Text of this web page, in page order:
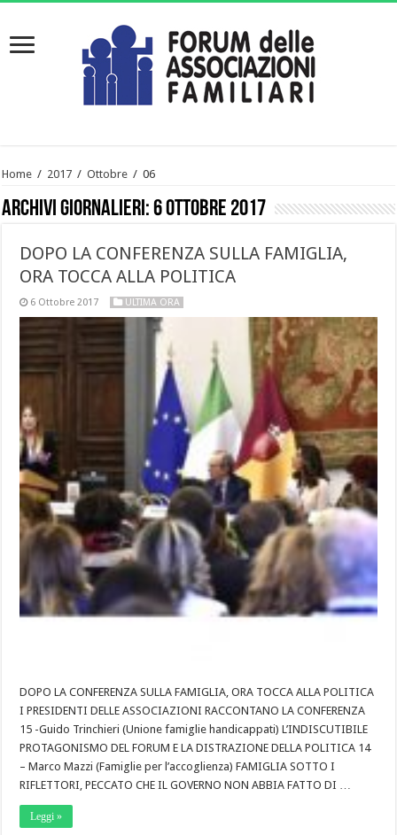
Home / 2017 / Ottobre / 06
Archivi giornalieri:6 Ottobre 2017
DOPO LA CONFERENZA SULLA FAMIGLIA,
ORA TOCCA ALLA POLITICA
6 Ottobre 2017 ULTIMA ORA
DOPO LA CONFERENZA SULLA FAMIGLIA, ORA TOCCA ALLA POLITICA
I PRESIDENTI DELLE ASSOCIAZIONI RACCONTANO LA CONFERENZA
15 -Guido Trinchieri (Unione famiglie handicappati) L’INDISCUTIBILE
PROTAGONISMO DEL FORUM E LA DISTRAZIONE DELLA POLITICA 14
– Marco Mazzi (Famiglie per l’accoglienza) FAMIGLIA SOTTO I
RIFLETTORI, PECCATO CHE IL GOVERNO NON ABBIA FATTO DI …
Leggi »